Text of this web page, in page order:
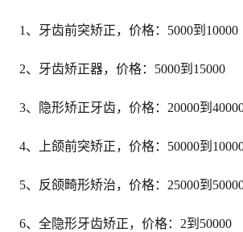
1、牙齿前突矫正，价格：5000到10000
2、牙齿矫正器，价格：5000到15000
3、隐形矫正牙齿，价格：20000到
4、上颌前突矫正，价格：50000到
5、反颌畸形矫治，价格：25000到
6、全隐形牙齿矫正，价格：2到50000